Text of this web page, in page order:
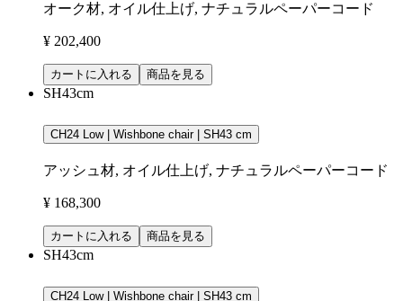
オーク材, オイル仕上げ, ナチュラルペーパーコード
¥ 202,400
カートに入れる 商品を見る
SH43cm
CH24 Low | Wishbone chair | SH43 cm
アッシュ材, オイル仕上げ, ナチュラルペーパーコード
¥ 168,300
カートに入れる 商品を見る
SH43cm
CH24 Low | Wishbone chair | SH43 cm